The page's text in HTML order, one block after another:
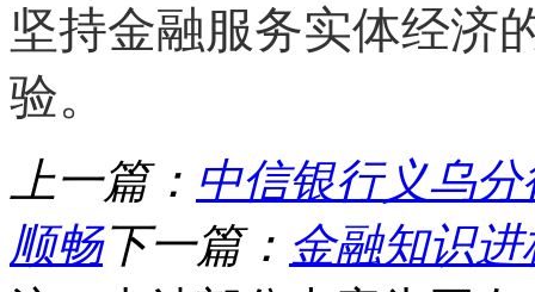
坚持金融服务实体经济
验。
上一篇： 中信银行义乌
顺畅下一篇： 金融知识